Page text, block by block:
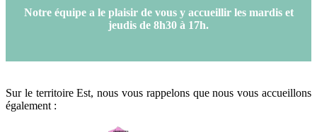
Notre équipe a le plaisir de vous y accueillir les mardis et
jeudis de 8h30 à 17h.
Sur le territoire Est, nous vous rappelons que nous vous accueillons
également :